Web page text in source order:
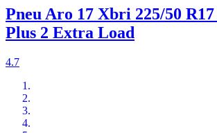
Pneu Aro 17 Xbri 225/50
Plus 2 Extra Load
4.7